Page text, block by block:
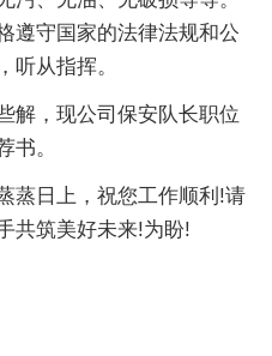
遵守国家的法律法规和公
听从指挥。
解，现公司保安队长职位
书。
蒸日上，祝您工作顺利!请
共筑美好未来!为盼!